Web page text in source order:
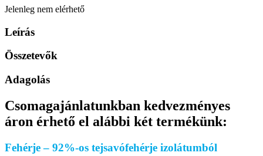
was:
is:
Jelenleg nem elérhető
Leírás
Összetevők
Adagolás
Csomagajánlatunkban kedvezményes
áron érhető el alábbi két termékünk:
Fehérje – 92%-os tejsavófehérje izolátumból